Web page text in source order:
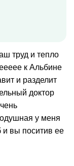
труд и тепло
к Альбине
и разделит
доктор
у меня
и вы поситив ее